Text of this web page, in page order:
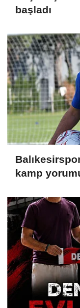
başladı
kamp